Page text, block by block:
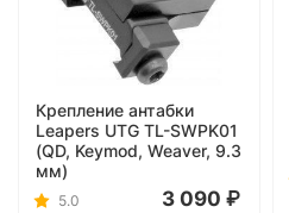
Крепление антабки
Leapers UTG TL-SWPK01
(QD, Keymod, Weaver, 9.3
мм)
5.0 3 090